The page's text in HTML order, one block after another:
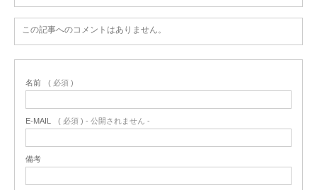
この記事へのコメントはありません。
名前 ( 必須 )
E-MAIL ( 必須 ) - 公開されません -
備考